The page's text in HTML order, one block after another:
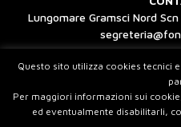
Lungomare Gramsci Nord
©2026 Fondazione
Questo sito utilizza cookies tecnici
Per maggiori informazioni sui
ed eventualmente disabilitarli,